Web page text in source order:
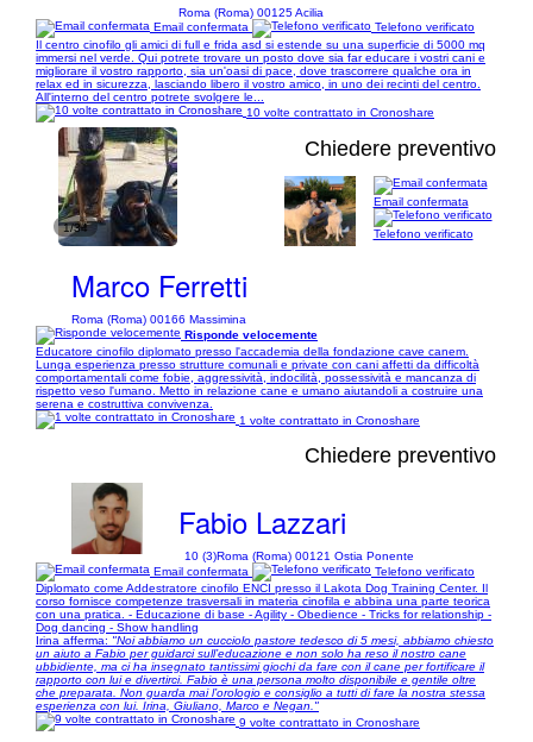
Roma (Roma) 00125 Acilia
Email confermata
Telefono verificato
Il centro cinofilo gli amici di full e frida asd si estende su una superficie di 5000 mq
immersi nel verde. Qui potrete trovare un posto dove sia far educare i vostri cani e
migliorare il vostro rapporto, sia un'oasi di pace, dove trascorrere qualche ora in
relax ed in sicurezza, lasciando libero il vostro amico, in uno dei recinti del centro.
All'interno del centro potrete svolgere le...
10 volte contrattato in Cronoshare
1/34
Chiedere preventivo
Marco Ferretti
Roma (Roma) 00166 Massimina
Email confermata
Telefono verificato
Risponde velocemente
Educatore cinofilo diplomato presso l'accademia della fondazione cave canem.
Lunga esperienza presso strutture comunali e private con cani affetti da difficoltà
comportamentali come fobie, aggressività, indocilità, possessività e mancanza di
rispetto veso l'umano. Metto in relazione cane e umano aiutandoli a costruire una
serena e costruttiva convivenza.
1 volte contrattato in Cronoshare
Chiedere preventivo
Fabio Lazzari
10 (3)Roma (Roma) 00121 Ostia Ponente
Email confermata
Telefono verificato
Diplomato come Addestratore cinofilo ENCI presso il Lakota Dog Training Center. Il
corso fornisce competenze trasversali in materia cinofila e abbina una parte teorica
con una pratica. - Educazione di base - Agility - Obedience - Tricks for relationship -
Dog dancing - Show handling
Irina afferma: "Noi abbiamo un cucciolo pastore tedesco di 5 mesi, abbiamo chiesto
un aiuto a Fabio per guidarci sull’educazione e non solo ha reso il nostro cane
ubbidiente, ma ci ha insegnato tantissimi giochi da fare con il cane per fortificare il
rapporto con lui e divertirci. Fabio è una persona molto disponibile e gentile oltre
che preparata. Non guarda mai l’orologio e consiglio a tutti di fare la nostra stessa
esperienza con lui. Irina, Giuliano, Marco e Negan."
9 volte contrattato in Cronoshare